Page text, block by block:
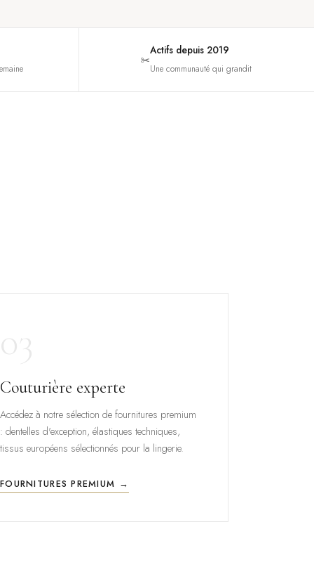
✂️
Actifs depuis 2019
Une communauté qui grandit
Couturière experte
Accédez à notre sélection de fournitures premium
: dentelles d'exception, élastiques techniques,
tissus européens sélectionnés pour la lingerie.
FOURNITURES PREMIUM →